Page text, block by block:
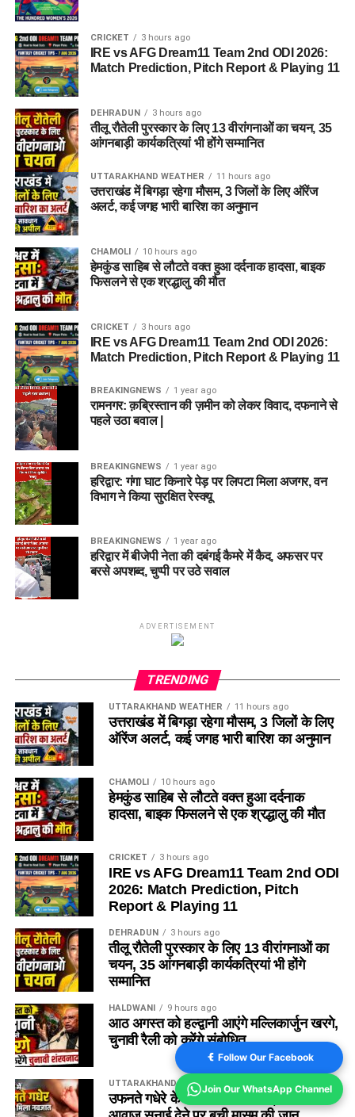
CRICKET 3 hours ago
IRE vs AFG Dream11 Team 2nd ODI 2026:
Match Prediction, Pitch Report & Playing 11
DEHRADUN 3 hours ago
तीलू रौतेली पुरस्कार के लिए 13 वीरांगनाओं का चयन, 35
आंगनबाड़ी कार्यकत्रियां भी होंगे सम्मानित
UTTARAKHAND WEATHER 11 hours ago
उत्तराखंड में बिगड़ा रहेगा मौसम, 3 जिलों के लिए ऑरेंज
अलर्ट, कई जगह भारी बारिश का अनुमान
CHAMOLI 10 hours ago
हेमकुंड साहिब से लौटते वक्त हुआ दर्दनाक हादसा, बाइक
फिसलने से एक श्रद्धालु की मौत
CRICKET 3 hours ago
IRE vs AFG Dream11 Team 2nd ODI 2026:
Match Prediction, Pitch Report & Playing 11
BREAKINGNEWS 1 year ago
रामनगर: क़ब्रिस्तान की ज़मीन को लेकर विवाद, दफनाने से
पहले उठा बवाल |
BREAKINGNEWS 1 year ago
हरिद्वार: गंगा घाट किनारे पेड़ पर लिपटा मिला अजगर, वन
विभाग ने किया सुरक्षित रेस्क्यू
BREAKINGNEWS 1 year ago
हरिद्वार में बीजेपी नेता की दबंगई कैमरे में कैद, अफसर पर
बरसे अपशब्द, चुप्पी पर उठे सवाल
ADVERTISEMENT
TRENDING
UTTARAKHAND WEATHER 11 hours ago
उत्तराखंड में बिगड़ा रहेगा मौसम, 3 जिलों के लिए
ऑरेंज अलर्ट, कई जगह भारी बारिश का अनुमान
CHAMOLI 10 hours ago
हेमकुंड साहिब से लौटते वक्त हुआ दर्दनाक
हादसा, बाइक फिसलने से एक श्रद्धालु की मौत
CRICKET 3 hours ago
IRE vs AFG Dream11 Team 2nd ODI
2026: Match Prediction, Pitch
Report & Playing 11
DEHRADUN 3 hours ago
तीलू रौतेली पुरस्कार के लिए 13 वीरांगनाओं का
चयन, 35 आंगनबाड़ी कार्यकत्रियां भी होंगे
सम्मानित
HALDWANI 9 hours ago
आठ अगस्त को हल्द्वानी आएंगे मल्लिकार्जुन खरगे,
चुनावी रैली को करेंगे संबोधित
UTTARAKHAND 5 hours ago
उफनते गधेरे के पास मिला नवजात!, रोने की
Follow Our Facebook
Join Our WhatsApp Channel